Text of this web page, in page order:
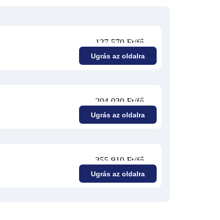
127 570 Ft/fő
Ugrás az oldalra
204 030 Ft/fő
Ugrás az oldalra
355 910 Ft/fő
Ugrás az oldalra